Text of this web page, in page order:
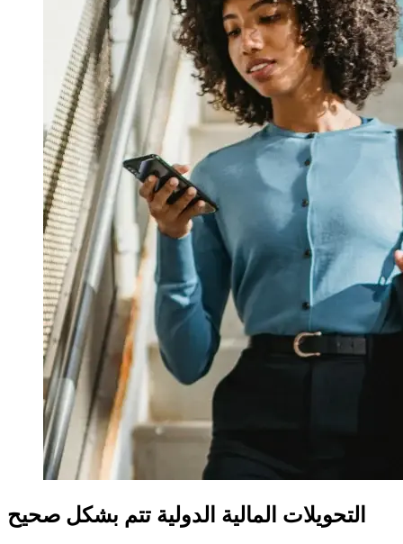
التحويلات المالية الدولية تتم بشكل صحيح